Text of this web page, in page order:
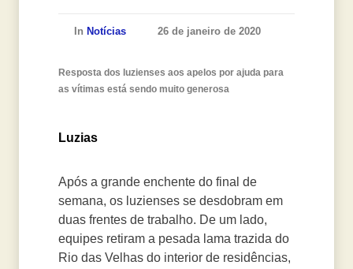
In Notícias 26 de janeiro de 2020
Resposta dos luzienses aos apelos por ajuda para
as vítimas está sendo muito generosa
Luzias
Após a grande enchente do final de
semana, os luzienses se desdobram em
duas frentes de trabalho. De um lado,
equipes retiram a pesada lama trazida do
Rio das Velhas do interior de residências,